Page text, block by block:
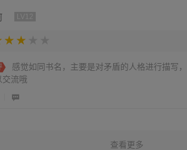
感觉如同书名，主要是对矛盾的人格进行描写
交流哦
查看更多